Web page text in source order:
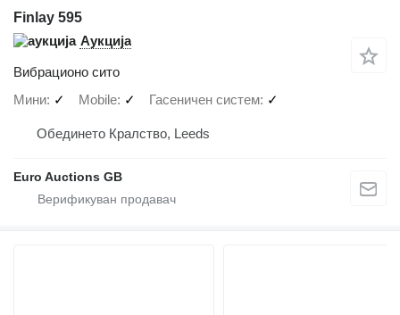
Finlay 595
Аукција
Вибрационо сито
Мини ✓ Mobile ✓ Гасеничен систем ✓
Обединето Кралство, Leeds
Euro Auctions GB